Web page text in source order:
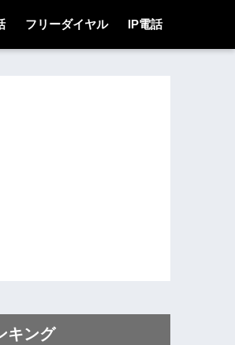
フリーダイヤル IP電話
キング